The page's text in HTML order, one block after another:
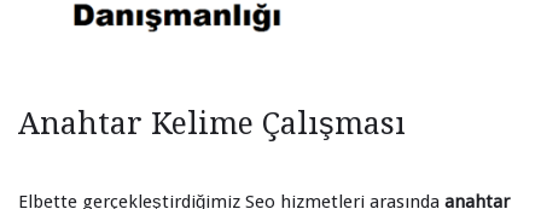
Anahtar Kelime Çalışması
Elbette gerçekleştirdiğimiz Seo hizmetleri arasında anahtar